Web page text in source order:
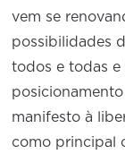
vem se
possibilidades
todos e todas e
manifesto à
como principal